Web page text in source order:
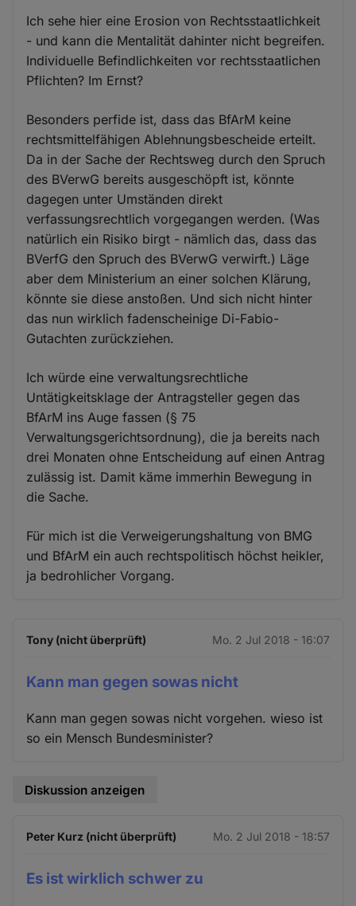
Ich sehe hier eine Erosion von Rechtsstaatlichkeit
- und kann die Mentalität dahinter nicht begreifen.
Individuelle Befindlichkeiten vor rechtsstaatlichen
Pflichten? Im Ernst?
Besonders perfide ist, dass das BfArM keine
rechtsmittelfähigen Ablehnungsbescheide erteilt.
Da in der Sache der Rechtsweg durch den Spruch
des BVerwG bereits ausgeschöpft ist, könnte
dagegen unter Umständen direkt
verfassungsrechtlich vorgegangen werden. (Was
natürlich ein Risiko birgt - nämlich das, dass das
BVerfG den Spruch des BVerwG verwirft.) Läge
aber dem Ministerium an einer solchen Klärung,
könnte sie diese anstoßen. Und sich nicht hinter
das nun wirklich fadenscheinige Di-Fabio-
Gutachten zurückziehen.
Ich würde eine verwaltungsrechtliche
Untätigkeitsklage der Antragsteller gegen das
BfArM ins Auge fassen (§ 75
Verwaltungsgerichtsordnung), die ja bereits nach
drei Monaten ohne Entscheidung auf einen Antrag
zulässig ist. Damit käme immerhin Bewegung in
die Sache.
Für mich ist die Verweigerungshaltung von BMG
und BfArM ein auch rechtspolitisch höchst heikler,
ja bedrohlicher Vorgang.
Tony (nicht überprüft) Mo. 2 Jul 2018 - 16:07
Kann man gegen sowas nicht
Kann man gegen sowas nicht vorgehen. wieso ist
so ein Mensch Bundesminister?
Diskussion anzeigen
Peter Kurz (nicht überprüft) Mo. 2 Jul 2018 - 18:57
Es ist wirklich schwer zu